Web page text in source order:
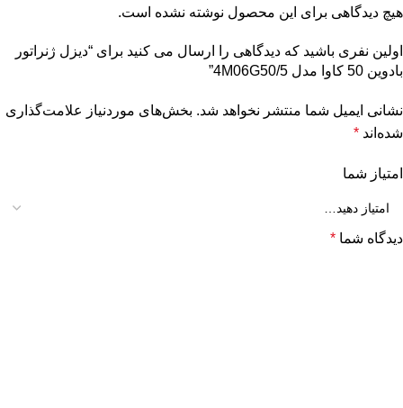
هیچ دیدگاهی برای این محصول نوشته نشده است.
اولین نفری باشید که دیدگاهی را ارسال می کنید برای “دیزل ژنراتور
بادوین 50 کاوا مدل 4M06G50/5”
نشانی ایمیل شما منتشر نخواهد شد. بخش‌های موردنیاز علامت‌گذاری
شده‌اند *
امتیاز شما
دیدگاه شما *